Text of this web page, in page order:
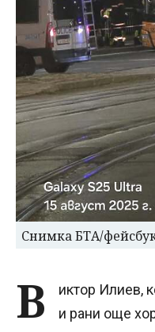
Снимка БТА/
В
иктор Илиев,
и рани още